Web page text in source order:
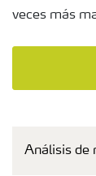
veces más
la seguridad
YaraVita
Análisis de